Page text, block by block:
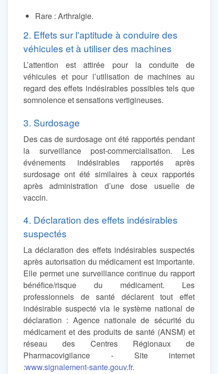
Rare : Arthralgie.
2. Effets sur l'aptitude à conduire des
véhicules et à utiliser des machines
L’attention est attirée pour la conduite de
véhicules et pour l’utilisation de machines au
regard des effets indésirables possibles tels que
somnolence et sensations vertigineuses.
3. Surdosage
Des cas de surdosage ont été rapportés pendant
la surveillance post-commercialisation. Les
événements indésirables rapportés après
surdosage ont été similaires à ceux rapportés
après administration d’une dose usuelle de
vaccin.
4. Déclaration des effets indésirables
suspectés
La déclaration des effets indésirables suspectés
après autorisation du médicament est importante.
Elle permet une surveillance continue du rapport
bénéfice/risque du médicament. Les
professionnels de santé déclarent tout effet
indésirable suspecté via le système national de
déclaration : Agence nationale de sécurité du
médicament et des produits de santé (ANSM) et
réseau des Centres Régionaux de
Pharmacovigilance - Site internet
:www.signalement-sante.gouv.fr.